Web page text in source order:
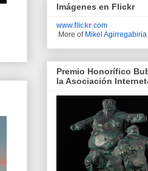
Imágenes en Flickr
www.flickr .com
More of Mikel
Premio Honorífico
la Asociación